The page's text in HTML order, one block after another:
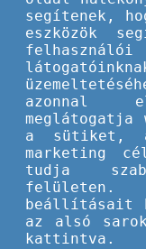
segítenek,
eszközök
felhasználói
azonnal
meglátogatja
a sütiket,
marketing
tudja
felületen.
beállításait
az alsó
kattintva.